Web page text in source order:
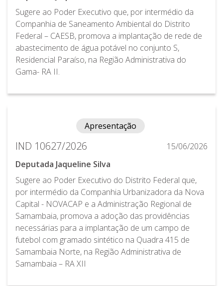
Sugere ao Poder Executivo que, por intermédio da
Companhia de Saneamento Ambiental do Distrito
Federal – CAESB, promova a implantação de rede de
abastecimento de água potável no conjunto S,
Residencial Paraíso, na Região Administrativa do
Gama- RA II.
Apresentação
IND 10627/2026
15/06/2026
Deputada Jaqueline Silva
Sugere ao Poder Executivo do Distrito Federal que,
por intermédio da Companhia Urbanizadora da Nova
Capital - NOVACAP e a Administração Regional de
Samambaia, promova a adoção das providências
necessárias para a implantação de um campo de
futebol com gramado sintético na Quadra 415 de
Samambaia Norte, na Região Administrativa de
Samambaia – RA XII